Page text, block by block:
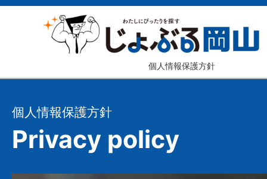
個人情報保護方針
個人情報保護方針
Privacy policy